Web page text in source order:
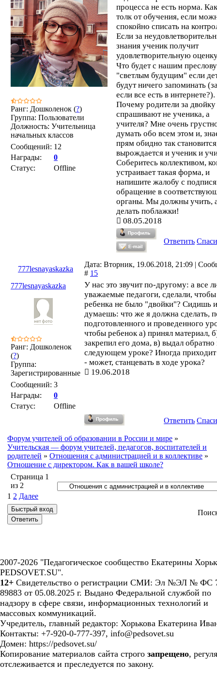
Ранг: Дошколенок (?)
Группа: Пользователи
Должность: Учительница
начальных классов
Сообщений: 12
Награды:
0
Статус:
Offline
процесса не есть норма.
толк от обучения, если
спокойно списать на
Если за
знания ученик получит
удовлетворительную
Что будет с нашим
"светлым будущим" если
будут ничего запоминать
если все есть в интернете?).
Почему родители за двойку
спрашивают не ученика, а
учителя? Мне очень
думать обо всем этом и,
прям обидно так
вырождается и ученик и
Соберитесь коллективом,
устраивает такая форма, и
напишите жалобу с
обращение в
органы. Мы должны учить,
делать поблажки!
08.05.2018
Ответить
777lesnayaskazka
Дата: Вторник, 19.06.2018, 21:09 |
# 15
777lesnayaskazka
Ранг: Дошколенок
(?)
Группа:
Зарегистрированные
Сообщений: 3
Награды:
0
Статус:
Offline
У нас это звучит по-другому: а все
уважаемые педагоги, сделали,
ребенка не было "двойки"? Сидишь и
думаешь: что же я должна сделать,
подготовленного и проведенного
чтобы ребенок а) принял материал,
закрепил его дома, в) выдал обратно
следующем уроке? Иногда
- может, станцевать в ходе урока?
19.06.2018
Ответить
Форум учителей об образовании в России и мире »
Учительская — форум учителей, педагогов, воспитателей и
родителей » Отношения с администрацией и в коллективе »
Отношение с директором. Как в вашей школе?
Страница 1
из 2
1 2 Далее
2007-2026 "Педагогическое сообщество Екатерины
PEDSOVET.SU".
12+ Свидетельство о регистрации СМИ: Эл №ЭЛ № ФС
89883 от 05.08.2025 г. Выдано Федеральной службой по
надзору в сфере связи, информационных технологий и
массовых коммуникаций.
Учредитель, главный редактор: Хорькова Екатерина
Контакты: +7-920-0-777-397, info@pedsovet.su
Домен: https://pedsovet.su/
Копирование материалов сайта строго запрещено,
отслеживается и преследуется по закону.